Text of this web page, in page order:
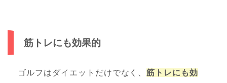
筋トレにも効果的
ゴルフはダイエットだけでなく、筋トレにも効